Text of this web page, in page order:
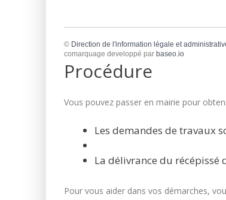
© Direction de l'information légale et
comarquage developpé par baseo.io
Procédure
Vous pouvez passer en mairie pour
Les demandes de travaux
La délivrance du
Pour vous aider dans vos démarches,